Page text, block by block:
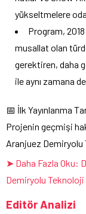
yükseltmelere
Program,
musallat olan
gerektiren, daha
ile aynı zamana
📅 İlk Yayınlanma
Projenin geçmişi
Aranjuez Demiryolu
➤ Daha Fazla Oku:
Demiryolu Teknoloji
Editör Analizi